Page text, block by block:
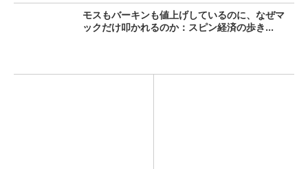
モスもバーキンも値上げしているのに、なぜマ
ックだけ叩かれるのか：スピン経済の歩き...